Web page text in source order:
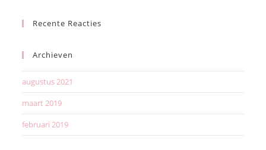
Recente Reacties
Archieven
augustus 2021
maart 2019
februari 2019